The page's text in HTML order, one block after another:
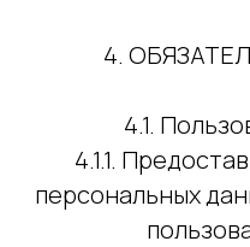
4.
4.1.
4.1.1.
персональных